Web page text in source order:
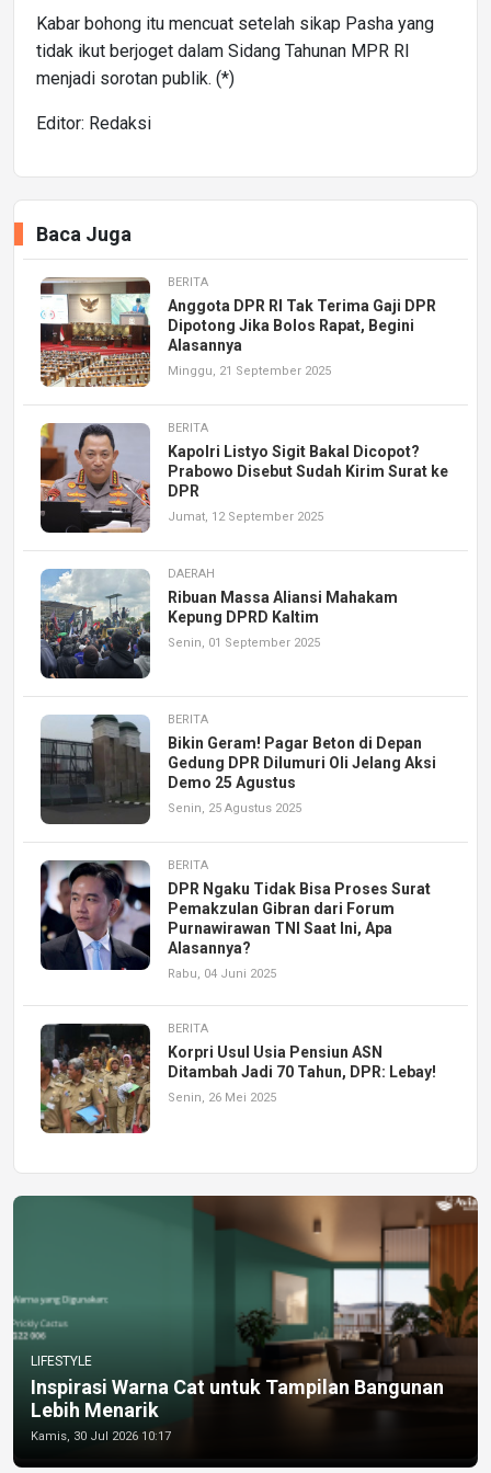
Kabar bohong itu mencuat setelah sikap Pasha yang
tidak ikut berjoget dalam Sidang Tahunan MPR RI
menjadi sorotan publik. (*)
Editor: Redaksi
Baca Juga
BERITA
Anggota DPR RI Tak Terima Gaji DPR
Dipotong Jika Bolos Rapat, Begini
Alasannya
Minggu, 21 September 2025
BERITA
Kapolri Listyo Sigit Bakal Dicopot?
Prabowo Disebut Sudah Kirim Surat ke
DPR
Jumat, 12 September 2025
DAERAH
Ribuan Massa Aliansi Mahakam
Kepung DPRD Kaltim
Senin, 01 September 2025
BERITA
Bikin Geram! Pagar Beton di Depan
Gedung DPR Dilumuri Oli Jelang Aksi
Demo 25 Agustus
Senin, 25 Agustus 2025
BERITA
DPR Ngaku Tidak Bisa Proses Surat
Pemakzulan Gibran dari Forum
Purnawirawan TNI Saat Ini, Apa
Alasannya?
Rabu, 04 Juni 2025
BERITA
Korpri Usul Usia Pensiun ASN
Ditambah Jadi 70 Tahun, DPR: Lebay!
Senin, 26 Mei 2025
LIFESTYLE
Inspirasi Warna Cat untuk Tampilan Bangunan
Lebih Menarik
Kamis, 30 Jul 2026 10:17